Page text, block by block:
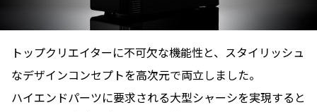
トップクリエイターに不可欠な機能性と、スタイリッシュ
なデザインコンセプトを高次元で両立しました。
ハイエンドパーツに要求される大型シャーシを実現すると